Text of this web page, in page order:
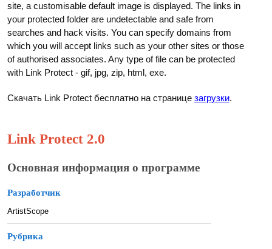
site, a customisable default image is displayed. The links in
your protected folder are undetectable and safe from
searches and hack visits. You can specify domains from
which you will accept links such as your other sites or those
of authorised associates. Any type of file can be protected
with Link Protect - gif, jpg, zip, html, exe.
Скачать Link Protect бесплатно на странице загрузки.
Link Protect 2.0
Основная информация о программе
Разработчик
ArtistScope
Рубрика